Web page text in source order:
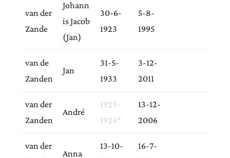
van der
Zande
Johann
is Jacob
(Jan)
30-6-
1923
5-8-
1995
van de
Zanden
Jan
31-5-
1933
3-12-
2011
van der
Zanden
André
1923-
1924*
13-12-
2006
van der
Anna
13-10-
16-7-